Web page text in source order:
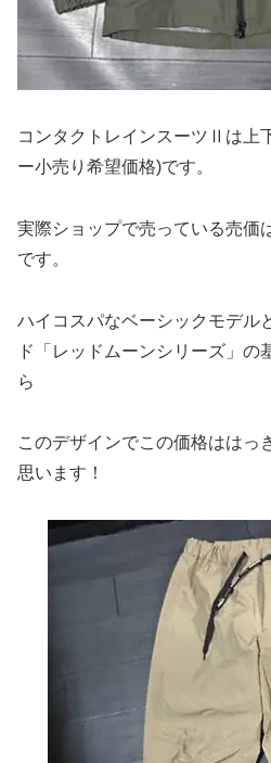
コンタクトレインスーツⅡは上
ー小売り希望価格)です。
実際ショップで売っている売価
です。
ハイコスパなベーシックモデル
ド「レッドムーンシリーズ」の
ら
このデザインでこの価格ははっ
思います！